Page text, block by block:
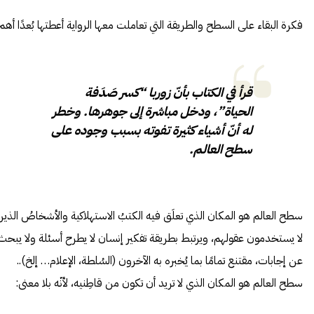
فكرة البقاء على السطح والطريقة التي تعاملت معها الرواية أعطتها بُعدًا
قرأ في الكتاب بأنّ زوربا “كسر صَدَفة
الحياة”، ودخل مباشرة إلى جوهرها. وخطر
له أنّ أشياء كثيرة تفوته بسبب وجوده على
سطح العالم.
سطح العالم هو المكان الذي تعلَق فيه الكتبُ الاستهلاكية والأشخاصُ
لا يستخدمون عقولهم، ويرتبط بطريقة تفكير إنسان لا يطرح أسئلة ولا
عن إجابات، مقتنع تمامًا بما يُخبره به الآخرون (السُلطة، الإعلام… إلخ)..
سطح العالم هو المكان الذي لا تريد أن تكون من قاطِنيه، لأنّه بلا معنى: